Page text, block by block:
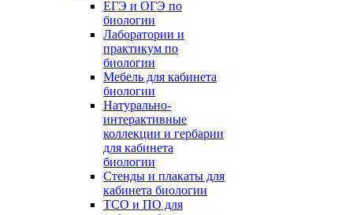
ЕГЭ и ОГЭ по
биологии
Лаборатории и
практикум по
биологии
Мебель для кабинета
биологии
Натурально-
интерактивные
коллекции и гербарии
для кабинета
биологии
Стенды и плакаты для
кабинета биологии
ТСО и ПО для